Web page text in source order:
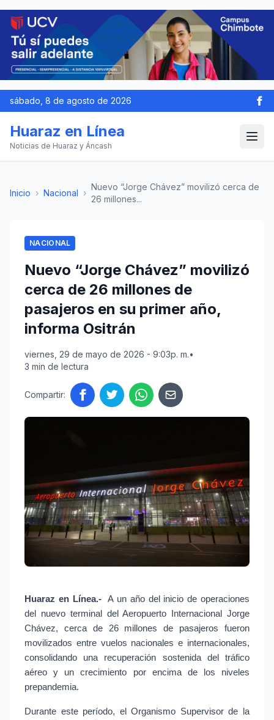
sábado, 8 de agosto de 2026
Huaraz en Línea
Noticias de Huaraz y Áncash
Inicio › Nacional ›
Nuevo “Jorge Chávez” movilizó cerca de
26 millones...
NACIONAL
Nuevo “Jorge Chávez” movilizó
cerca de 26 millones de
pasajeros en su primer año,
informa Ositrán
viernes, 29 de mayo de 2026 - 9:03p. m.•
3 min de lectura
Compartir:
Huaraz en Línea.-
A un año del inicio de operaciones
del nuevo terminal del Aeropuerto Internacional Jorge
Chávez, cerca de 26 millones de pasajeros fueron
movilizados entre vuelos nacionales e internacionales,
consolidando una recuperación sostenida del tráfico
aéreo y un crecimiento por encima de los niveles
prepandemia.
Durante este período, el Organismo Supervisor de la